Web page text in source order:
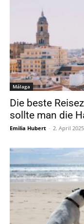
Málaga
Die beste
sollte man die
Emilia Hubert - 2. April 2025